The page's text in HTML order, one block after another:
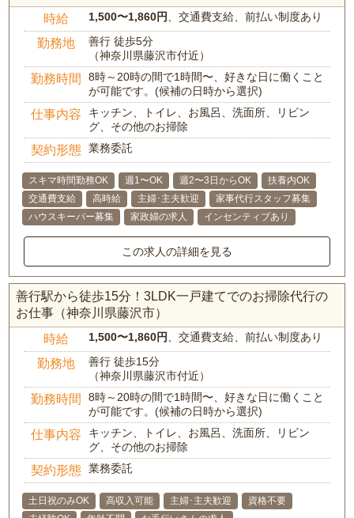
時給 1,500〜1,860円 、交通費支給、前払い制度あり
勤務地
善行 徒歩5分
（神奈川県藤沢市付近）
勤務時間
8時～20時の間で1時間〜、好きな日に働くこと
が可能です。(候補の日時から選択)
仕事内容
キッチン、トイレ、お風呂、洗面所、リビン
グ、その他のお掃除
契約形態 業務委託
スキマ時間勤務OK 週1〜OK 週2〜3日からOK
扶養内OK
交通費支給
高時給 主婦･主夫歓迎
家事代行スタッフ募集
ハウスキーパー募集
家政婦の求人 インセンティブあり
この求人の詳細を見る
善行駅から徒歩15分！3LDK一戸建てでのお掃除代行の
お仕事（神奈川県藤沢市）
時給 1,500〜1,860円 、交通費支給、前払い制度あり
勤務地
善行 徒歩15分
（神奈川県藤沢市付近）
勤務時間
8時～20時の間で1時間〜、好きな日に働くこと
が可能です。(候補の日時から選択)
仕事内容
キッチン、トイレ、お風呂、洗面所、リビン
グ、その他のお掃除
契約形態 業務委託
土日祝のみOK 高収入可能 主婦･主夫歓迎
資格不要